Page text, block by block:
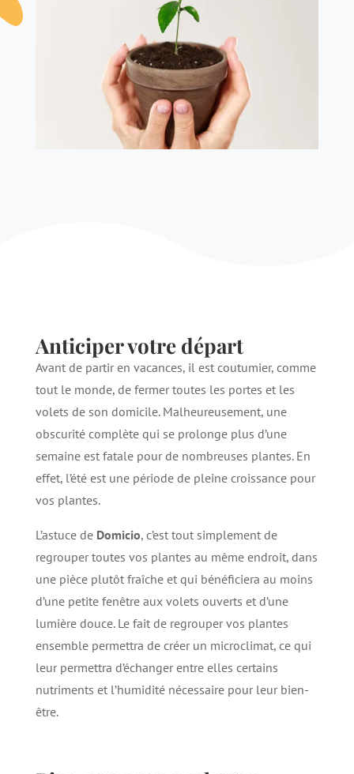
Anticiper votre départ
Avant de partir en vacances, il est coutumier, comme
tout le monde, de fermer toutes les portes et les
volets de son domicile. Malheureusement, une
obscurité complète qui se prolonge plus d’une
semaine est fatale pour de nombreuses plantes. En
effet, l’été est une période de pleine croissance pour
vos plantes.
L’astuce de Domicio, c’est tout simplement de
regrouper toutes vos plantes au même endroit, dans
une pièce plutôt fraîche et qui bénéficiera au moins
d’une petite fenêtre aux volets ouverts et d’une
lumière douce. Le fait de regrouper vos plantes
ensemble permettra de créer un microclimat, ce qui
leur permettra d’échanger entre elles certains
nutriments et l’humidité nécessaire pour leur bien-
être.